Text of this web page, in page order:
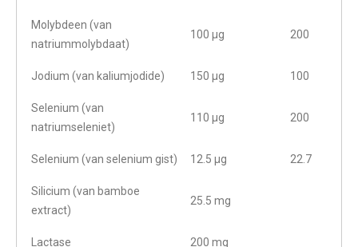
Molybdeen (van
natriummolybdaat)
100 µg 200
Jodium (van kaliumjodide) 150 µg 100
Selenium (van
natriumseleniet)
110 µg 200
Selenium (van selenium gist) 12.5 µg 22.7
Silicium (van bamboe
extract)
25.5 mg
Lactase 200 mg